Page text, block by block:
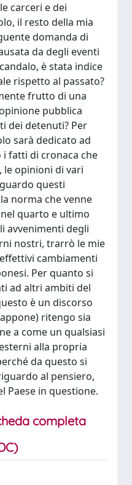
carceri e dei
il resto della mia
domanda di
da degli eventi
è stata indice
rispetto al passato?
frutto di una
pubblica
dei detenuti? Per
sarà dedicato ad
fatti di cronaca che
le opinioni di vari
questi
norma che venne
quarto e ultimo
avvenimenti degli
nostri, trarrò le mie
cambiamenti
Per quanto si
ad altri ambiti del
è un discorso
ritengo sia
a come un qualsiasi
alla propria
da questo si
al pensiero,
Paese in questione.
completa